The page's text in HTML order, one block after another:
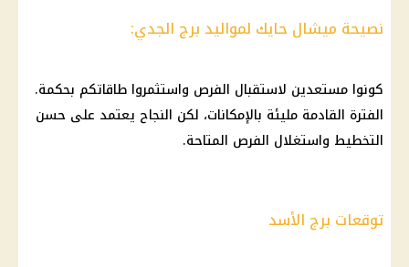
نصيحة ميشال حايك لمواليد برج الجدي:
كونوا مستعدين لاستقبال الفرص واستثمروا طاقاتكم بحكمة.
الفترة القادمة مليئة بالإمكانات، لكن النجاح يعتمد على حسن
التخطيط واستغلال الفرص المتاحة.
توقعات برج الأسد